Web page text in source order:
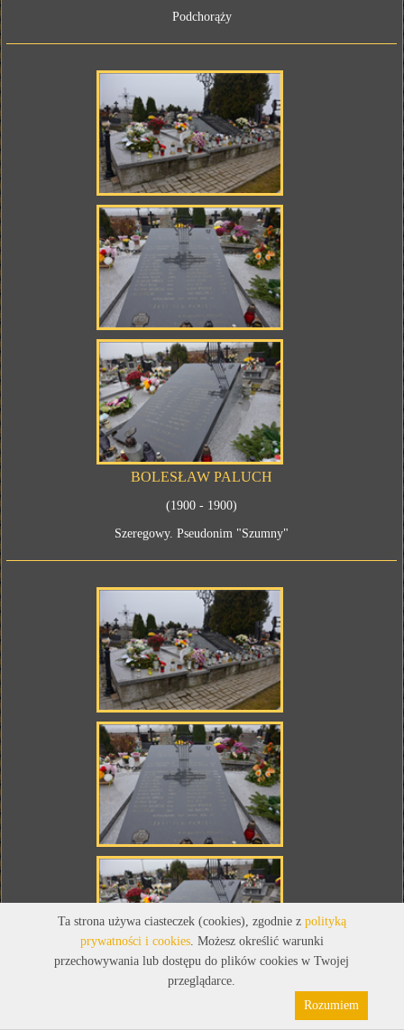
Podchorąży
BOLESŁAW PALUCH
(1900 - 1900)
Szeregowy. Pseudonim "Szumny"
Ta strona używa ciasteczek (cookies), zgodnie z polityką
prywatności i cookies. Możesz określić warunki
przechowywania lub dostępu do plików cookies w Twojej
przeglądarce.
Rozumiem